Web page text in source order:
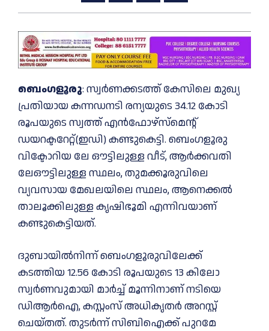
ബെംഗളൂരു: സ്വർണക്കടത്ത് കേസിലെ മുഖ്യ
പ്രതിയായ കന്നഡനടി രന്യയുടെ 34.12 കോടി
രൂപയുടെ സ്വത്ത് എൻഫോഴ്‌സ്‌മെന്റ്
ഡയറക്ടറേറ്റ്(ഇഡി) കണ്ടുകെട്ടി. ബെംഗളൂരു
വിക്ടോറിയ ലേ ഔട്ടിലുള്ള വീട്, ആർക്കവതി
ലേഔട്ടിലുള്ള സ്ഥലം, തുമക്കൂരുവിലെ
വ്യവസായ മേഖലയിലെ സ്ഥലം, ആനെക്കൽ
താലൂക്കിലുള്ള കൃഷിഭൂമി എന്നിവയാണ്
കണ്ടുകെട്ടിയത്.
ദുബായിൽനിന്ന് ബെംഗളൂരുവിലേക്ക്
കടത്തിയ 12.56 കോടി രൂപയുടെ 13 കിലോ
സ്വർണവുമായി മാർച്ച് മൂന്നിനാണ് നടിയെ
ഡിആര്‍ഐ, കസ്റ്റംസ് അധികൃതര്‍ അറസ്റ്റ്
ചെയ്തത്. തുടര്‍ന്ന് സിബിഐക്ക് പുറമേ